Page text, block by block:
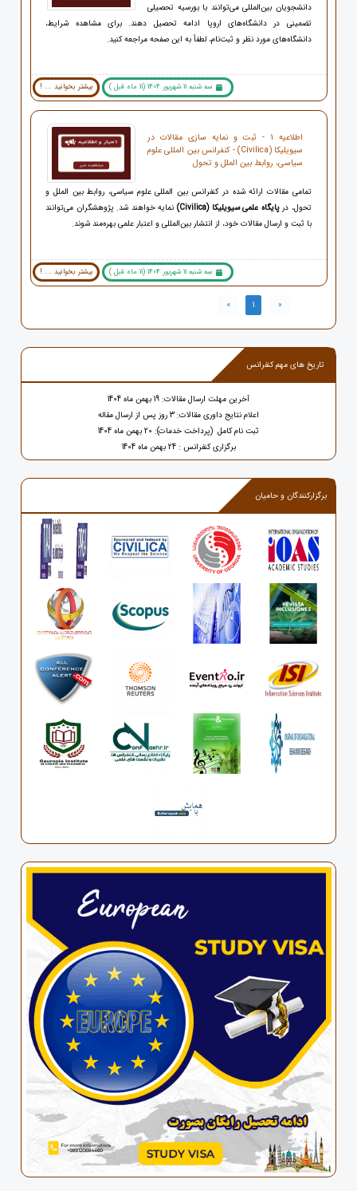
دانشجویان بین‌المللی می‌توانند با بورسیه تحصیلی
تضمینی در دانشگاه‌های اروپا ادامه تحصیل دهند. برای مشاهده شرایط،
دانشگاه‌های مورد نظر و ثبت‌نام، لطفاً به این صفحه مراجعه کنید.
سه شنبه 11 شهریور 1404 (11 ماه قبل ) بیشتر بخوانید ... !
اطلاعیه 1 - ثبت و نمایه سازی مقالات در
سیویلیکا (Civilica) - کنفرانس بین المللی علوم
سیاسی، روابط بین الملل و تحول
تمامی مقالات ارائه شده در کنفرانس بین المللی علوم سیاسی، روابط بین الملل و
تحول، درپایگاه علمی سیویلیکا (Civilica)
نمایه خواهند شد. پژوهشگران می‌توانند
با ثبت و ارسال مقالات خود، از انتشار بین‌المللی و اعتبار علمی بهره‌مند شوند.
سه شنبه 11 شهریور 1404 (11 ماه قبل ) بیشتر بخوانید ... !
«
1
»
تاریخ های مهم کنفرانس
آخرین مهلت ارسال مقالات: 19 بهمن ماه 1404
اعلام نتایج داوری مقالات: 3 روز پس از ارسال مقاله
ثبت نام کامل (پرداخت خدمات): 20 بهمن ماه 1404
برگزاری کنفرانس : 24 بهمن ماه 1404
برگزارکنندگان و حامیان